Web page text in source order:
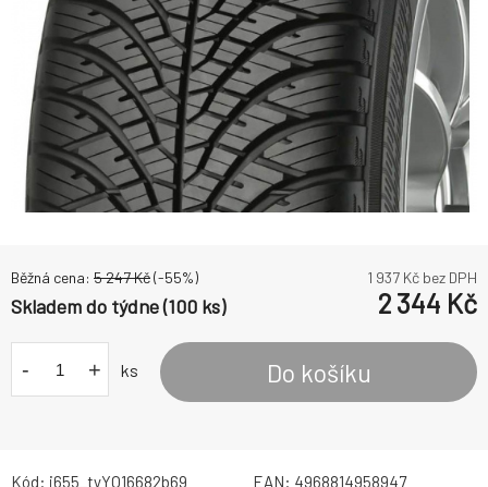
Běžná cena: 5 247Kč(-55%) 1 937 Kč bez DPH
Skladem do týdne (100 ks) 2 344 Kč
- + ks Do košíku
Kód: i655_tyYO16682b69 EAN: 4968814958947